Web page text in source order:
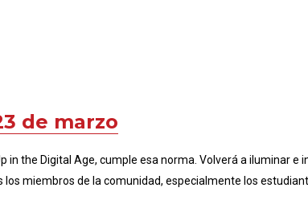
de marzo
the Digital Age, cumple esa norma. Volverá a iluminar e
los miembros de la comunidad, especialmente los